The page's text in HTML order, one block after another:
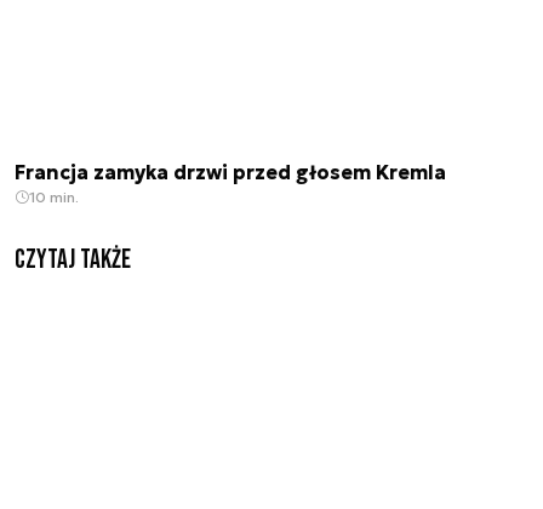
Francja zamyka drzwi przed głosem Kremla
10 min.
Czytaj także